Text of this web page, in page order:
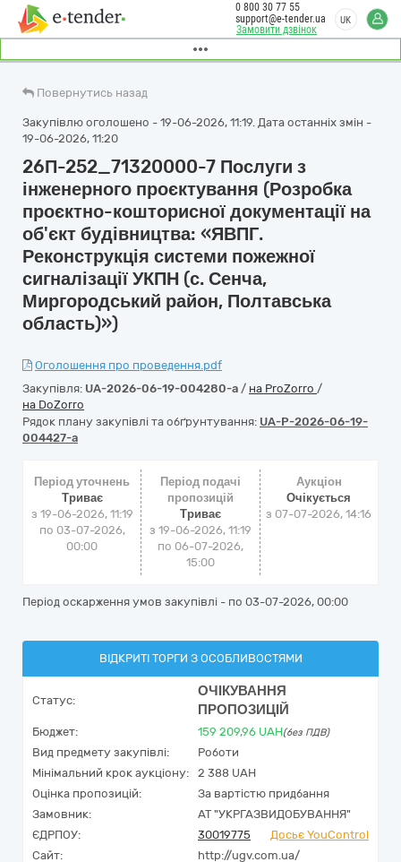
Замовити дзвінок
0 800 30 77 55
support@e-tender.ua
UK
Повернутись назад
Закупівлю оголошено - 19-06-2026, 11:19. Дата останніх змін -
19-06-2026, 11:20
26П-252_71320000-7 Послуги з
інженерного проєктування (Розробка
проєктно-кошторисної документації на
об'єкт будівництва: «ЯВПГ.
Реконструкція системи пожежної
сигналізації УКПН (с. Сенча,
Миргородський район, Полтавська
область)»)
Оголошення про проведення.pdf
Закупівля: UA-2026-06-19-004280-a / на ProZorro /
на DoZorro
Рядок плану закупівлі та обґрунтування: UA-P-2026-06-19-
004427-a
Період уточнень
Триває
з 19-06-2026, 11:19
по 03-07-2026,
00:00
Період подачі
пропозицій
Триває
з 19-06-2026, 11:19
по 06-07-2026,
15:00
Аукціон
Очікується
з 07-07-2026, 14:16
Період оскарження умов закупівлі - по 03-07-2026, 00:00
ВІДКРИТІ ТОРГИ З ОСОБЛИВОСТЯМИ
Статус:
ОЧІКУВАННЯ
ПРОПОЗИЦІЙ
Бюджет: 159 209,96 UAH(без ПДВ)
Вид предмету закупівлі:
Роботи
Мінімальний крок аукціону:
2 388 UAH
Оцінка пропозицій:
За вартістю придбання
Замовник:
АТ "УКРГАЗВИДОБУВАННЯ"
ЄДРПОУ:
30019775
Досьє YouControl
Сайт:
http://ugv.com.ua/